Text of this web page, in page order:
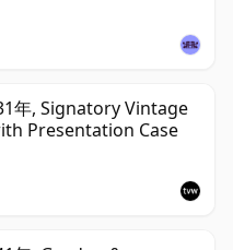
年, Signatory Vintage
Presentation Case